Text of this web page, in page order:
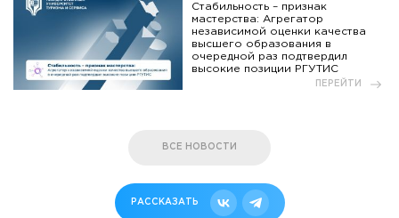
Стабильность – признак
мастерства: Агрегатор
независимой оценки качества
высшего образования в
очередной раз подтвердил
высокие позиции РГУТИС
ПЕРЕЙТИ
ВСЕ НОВОСТИ
РАССКАЗАТЬ